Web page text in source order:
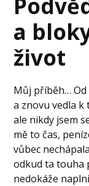
a
život
Můj příběh…
a znovu vedla k
ale nikdy jsem
mě to čas,
vůbec
odkud ta touha
nedokáže